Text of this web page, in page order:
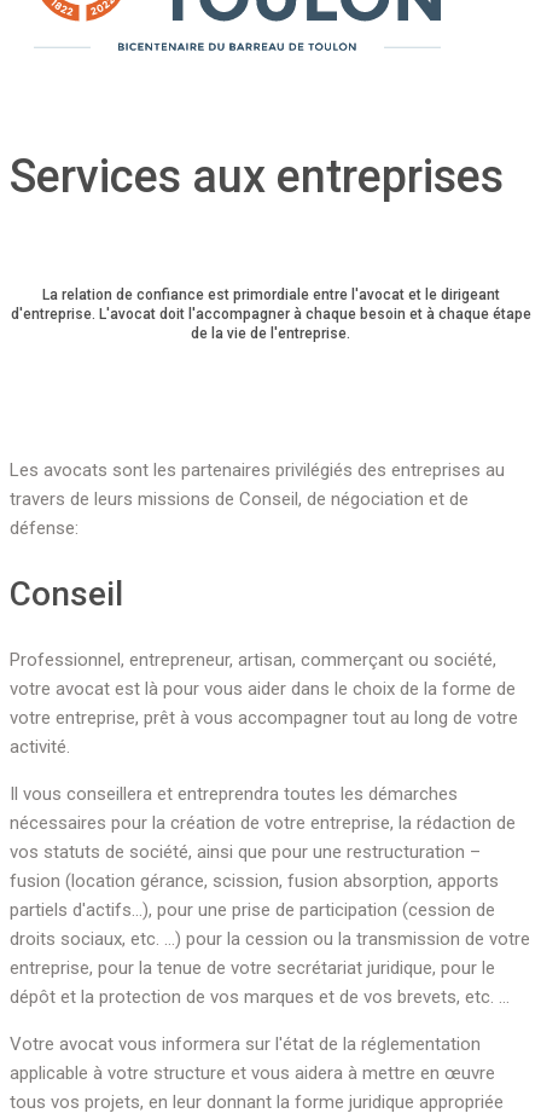
Services aux entreprises
La relation de confiance est primordiale entre l'avocat et le dirigeant
d'entreprise. L'avocat doit l'accompagner à chaque besoin et à chaque étape
de la vie de l'entreprise.
Les avocats sont les partenaires privilégiés des entreprises au
travers de leurs missions de Conseil, de négociation et de
défense:
Conseil
Professionnel, entrepreneur, artisan, commerçant ou société,
votre avocat est là pour vous aider dans le choix de la forme de
votre entreprise, prêt à vous accompagner tout au long de votre
activité.
Il vous conseillera et entreprendra toutes les démarches
nécessaires pour la création de votre entreprise, la rédaction de
vos statuts de société, ainsi que pour une restructuration –
fusion (location gérance, scission, fusion absorption, apports
partiels d'actifs…), pour une prise de participation (cession de
droits sociaux, etc. …) pour la cession ou la transmission de votre
entreprise, pour la tenue de votre secrétariat juridique, pour le
dépôt et la protection de vos marques et de vos brevets, etc. …
Votre avocat vous informera sur l'état de la réglementation
applicable à votre structure et vous aidera à mettre en œuvre
tous vos projets, en leur donnant la forme juridique appropriée